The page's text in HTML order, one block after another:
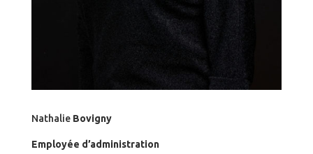
Nathalie Bovigny
Employée d’administration